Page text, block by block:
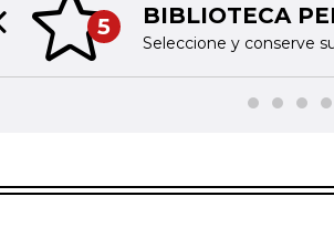
PERSONAL
y conserve sus artículos favoritos
slide